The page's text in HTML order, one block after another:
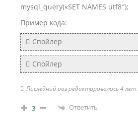
mysql_query(«SET NAMES utf8″);
Пример кода:
Спойлер
Спойлер
Последний раз редактировалось 4
3 Ответить